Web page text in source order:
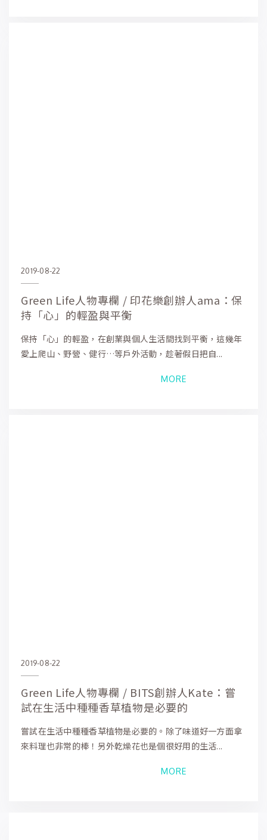
2019-08-22
Green Life人物專欄 / 印花樂創辦人ama：保
持「心」的輕盈與平衡
保持「心」的輕盈，在創業與個人生活間找到平衡，這幾年
愛上爬山、野營、健行…等戶外活動，趁著假日把自...
MORE
2019-08-22
Green Life人物專欄 / BITS創辦人Kate：嘗
試在生活中種種香草植物是必要的
嘗試在生活中種種香草植物是必要的。除了味道好一方面拿
來料理也非常的棒！另外亁燥花也是個很好用的生活...
MORE